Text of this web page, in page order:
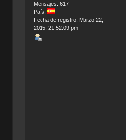
Mensajes: 617
País:
Fecha de registro: Marzo 22,
2015, 21:52:09 pm